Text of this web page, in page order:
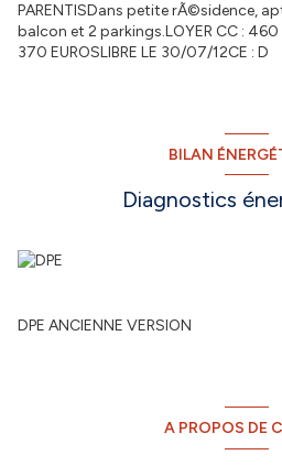
PARENTISDans petite rÃ©sidence,
balcon et 2 parkings.LOYER CC : 460
370 EUROSLIBRE LE 30/07/12CE : D
BILAN
Diagnostics
DPE ANCIENNE VERSION
A PROPOS DE